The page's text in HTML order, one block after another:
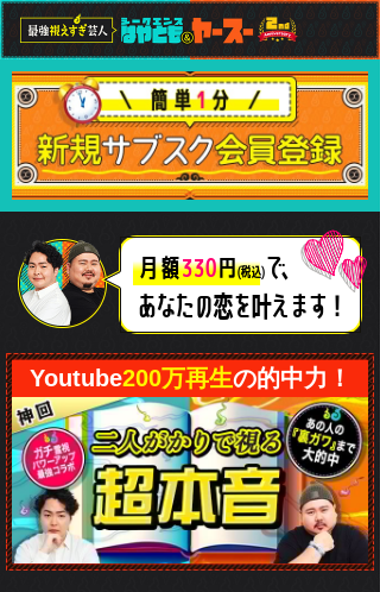
月額330円(税込)で、
あなたの恋を叶えます！
Youtube200万再生の的中力！